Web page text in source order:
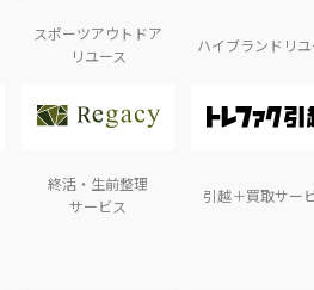
スポーツアウトドア
リユース
ハイブランドリユ
終活・生前整理
サービス
引越＋買取サー